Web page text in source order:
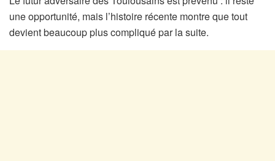
une opportunité, mais l’histoire récente montre que tout
devient beaucoup plus compliqué par la suite.